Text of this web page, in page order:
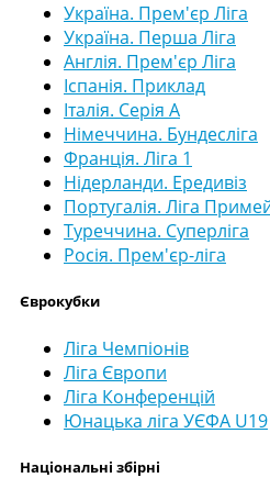
Україна. Прем'єр Ліга
Україна. Перша Ліга
Англія. Прем'єр Ліга
Іспанія. Приклад
Італія. Серія А
Німеччина. Бундесліга
Франція. Ліга 1
Нідерланди. Ередивіз
Португалія. Ліга
Туреччина. Суперліга
Росія. Прем'єр-ліга
Єврокубки
Ліга Чемпіонів
Ліга Європи
Ліга Конференцій
Юнацька ліга УЄФА U19
Національні збірні